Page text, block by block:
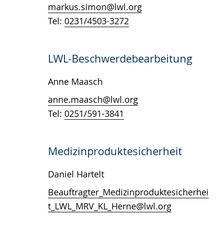
markus.simon@lwl.org
Tel: 0231/4503-3272
LWL-Beschwerdebearbeitung
Anne Maasch
anne.maasch@lwl.org
Tel: 0251/591-3841
Medizinproduktesicherheit
Daniel Hartelt
Beauftragter_Medizinproduktesicherhei
t_LWL_MRV_KL_Herne@lwl.org